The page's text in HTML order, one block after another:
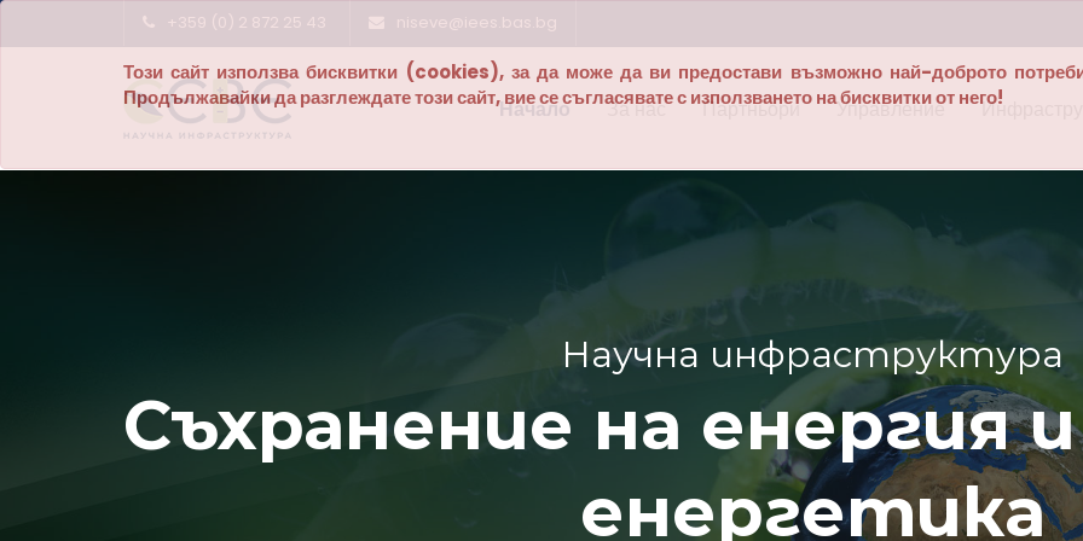
Този сайт използва бисквитки (cookies), за да може да ви предостави възможно най-доброто
Продължавайки да разглеждате този сайт, вие се съгласявате с използването на бисквитки от него!
+359 (0) 2 872 25 43 niseve@iees.bas.bg
Начало За нас Партньори Управление
Научна инфраструктура
на енергия и водородна
енергетика